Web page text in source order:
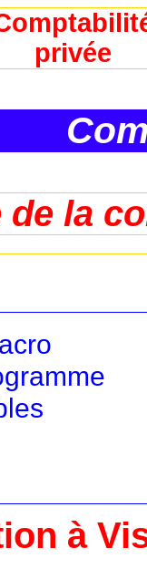
privée
de la
à